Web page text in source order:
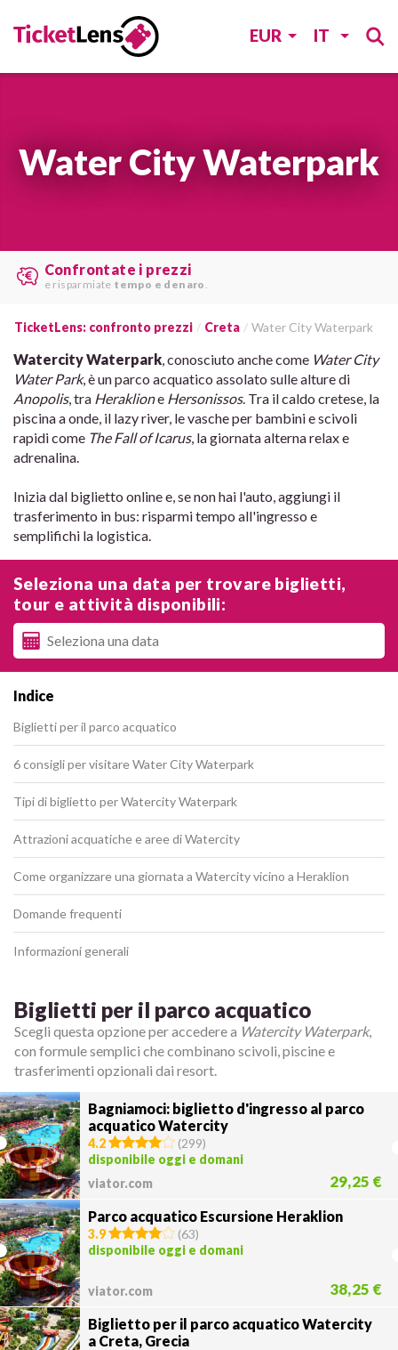
EUR IT
Water City Waterpark
Le migliori offerte
trovare davari siti web.
TicketLens: confronto prezzi Creta Water City Waterpark
Watercity Waterpark , conosciuto anche come Water City
Water Park, è un parco acquatico assolato sulle alture di
Anopolis, tra Heraklione Hersonissos. Tra il caldo cretese, la
piscina a onde, il lazy river, le vasche per bambini e scivoli
rapidi come The Fall of Icarus, la giornata alterna relax e
adrenalina.
Inizia dal biglietto online e, se non hai l'auto, aggiungi il
trasferimento in bus: risparmi tempo all'ingresso e
semplifichi la logistica.
Seleziona una data per trovare biglietti,
tour e attività disponibili:
Indice
Biglietti per il parco acquatico
6 consigli per visitare Water City Waterpark
Tipi di biglietto per Watercity Waterpark
Attrazioni acquatiche e aree di Watercity
Come organizzare una giornata a Watercity vicino a Heraklion
Domande frequenti
Informazioni generali
Biglietti per il parco acquatico
Scegli questa opzione per accedere a Watercity Waterpark,
con formule semplici che combinano scivoli, piscine e
trasferimenti opzionali dai resort.
Bagniamoci: biglietto d'ingresso al parco
acquatico Watercity
4.2 (299)
disponibile oggi e domani
viator.com
29,25 €
Parco acquatico Escursione Heraklion
3.9 (63)
disponibile oggi e domani
viator.com 38,25 €
Biglietto per il parco acquatico Watercity
a Creta, Grecia